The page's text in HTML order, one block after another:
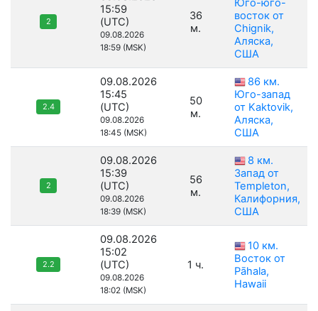
2
15:59
(UTC)
09.08.2026
18:59 (MSK)
36
м.
Юго-юго-
восток от
Chignik,
Аляска,
США
2.4
09.08.2026
15:45
(UTC)
09.08.2026
18:45 (MSK)
50
м.
86 км.
Юго-запад
от Kaktovik,
Аляска,
США
2
09.08.2026
15:39
(UTC)
09.08.2026
18:39 (MSK)
56
м.
8 км.
Запад от
Templeton,
Калифорния,
США
2.2
09.08.2026
15:02
(UTC)
09.08.2026
18:02 (MSK)
1 ч.
10 км.
Восток от
Pāhala,
Hawaii